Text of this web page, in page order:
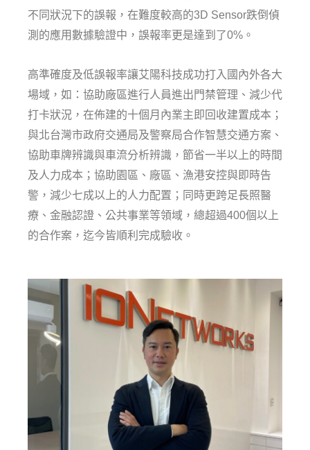
不同狀況下的誤報，在難度較高的3D Sensor跌倒偵
測的應用數據驗證中，誤報率更是達到了0%。
高準確度及低誤報率讓艾陽科技成功打入國內外各大
場域，如：協助廠區進行人員進出門禁管理、減少代
打卡狀況，在佈建的十個月內業主即回收建置成本；
與北台灣市政府交通局及警察局合作智慧交通方案、
協助車牌辨識與車流分析辨識，節省一半以上的時間
及人力成本；協助園區、廠區、漁港安控與即時告
警，減少七成以上的人力配置；同時更跨足長照醫
療、金融認證、公共事業等領域，總超過400個以上
的合作案，迄今皆順利完成驗收。